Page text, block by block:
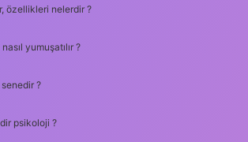
özellikleri nelerdir ?
yumuşatılır ?
?
psikoloji ?